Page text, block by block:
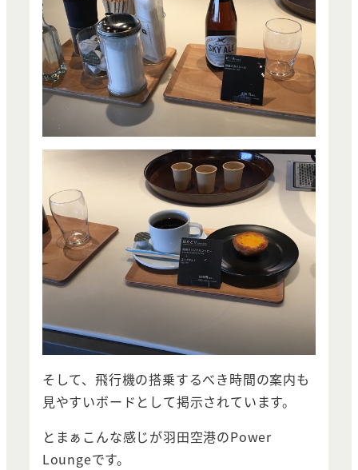
そして、飛行機の搭乗するべき時間の案内も
見やすいボードとして掲示されています。
とまぁこんな感じが羽田空港のPower
Loungeです。